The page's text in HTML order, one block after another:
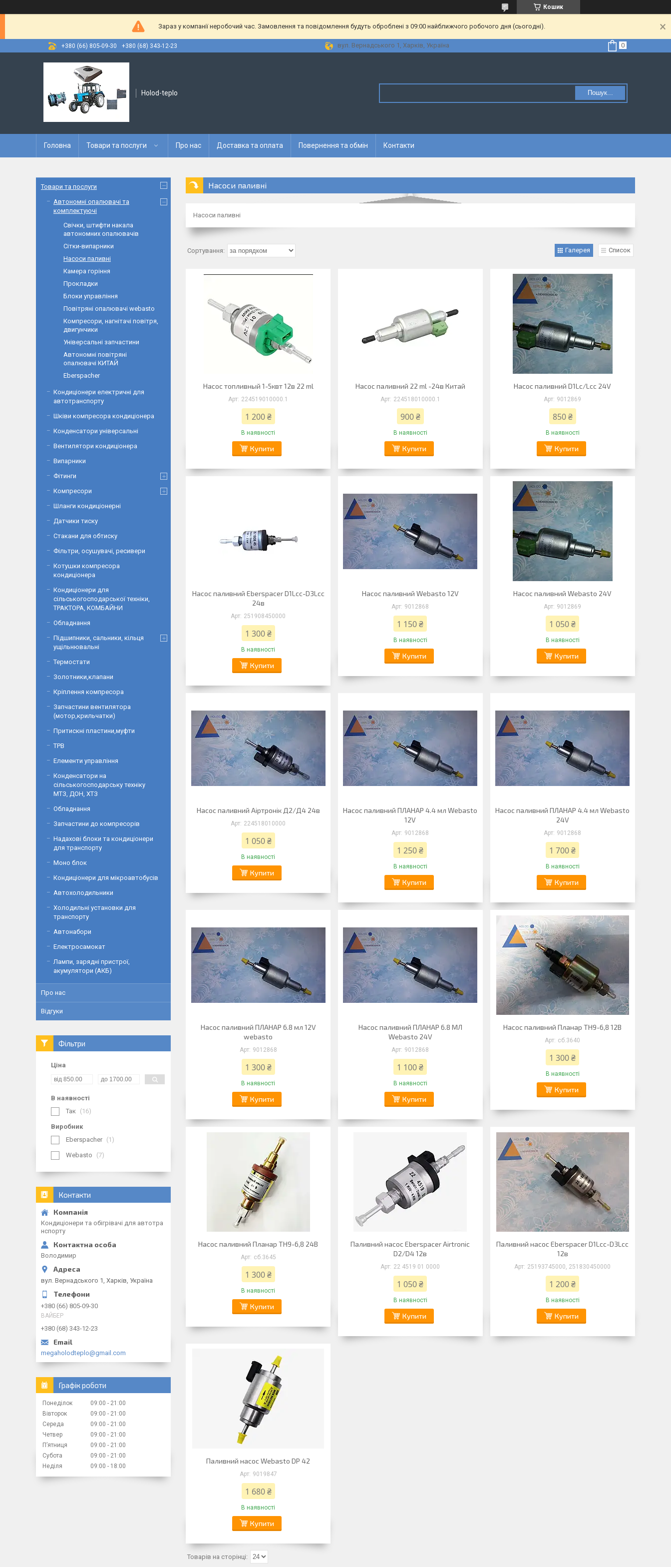
Кошик
Зараз у компанії неробочий час. Замовлення та повідомлення будуть оброблені з 09:00 найближчого робочого дня (сьогодні).
+380 (66) 805-09-30 +380 (68) 343-12-23 вул. Вернадського 1, Харків, Україна
Holod-teplo Пошук...
Головна Товари та послуги Про нас Доставка та оплата Повернення та обмін Контакти
Насоси паливні
Насоси паливні
Галерея Список
Насос топливный 1-5квт 12в 22 ml
224519010000.1
1 200 ₴
В наявності
Купити
Насос паливний 22 ml -24в Китай
224518010000.1
900 ₴
В наявності
Купити
Насос паливний D1Lc/Lcc 24V
9012869
850 ₴
В наявності
Купити
Насос паливний Eberspacer D1Lcc-D3Lcc
24в
251908450000
1 300 ₴
В наявності
Купити
Насос паливний Webasto 12V
9012868
1 150 ₴
В наявності
Купити
Насос паливний Webasto 24V
9012869
1 050 ₴
В наявності
Купити
Насос паливний Аіртронік Д2/Д4 24в
224518010000
1 050 ₴
В наявності
Купити
Насос паливний ПЛАНАР 4.4 мл Webasto
12V
9012868
1 250 ₴
В наявності
Купити
Насос паливний ПЛАНАР 4.4 мл Webasto
24V
9012868
1 700 ₴
В наявності
Купити
Насос паливний ПЛАНАР 6.8 мл 12V
webasto
9012868
1 300 ₴
В наявності
Купити
Насос паливний ПЛАНАР 6.8 МЛ
Webasto 24V
9012868
1 100 ₴
В наявності
Купити
Насос паливний Планар ТН9-6,8 12В
сб.3640
1 300 ₴
В наявності
Купити
Насос паливний Планар ТН9-6,8 24В
сб.3645
1 300 ₴
В наявності
Купити
Паливний насос Eberspacer Airtronic
D2/D4 12в
22 4519 01 0000
1 050 ₴
В наявності
Купити
Паливний насос Eberspacer D1Lcc-D3Lcc
12в
25193745000, 251830450000
1 200 ₴
В наявності
Купити
Паливний насос Webasto DP 42
9019847
1 680 ₴
В наявності
Купити
Товари та послуги
Автономні опалювачі та
комплектуючі
Свічки, штифти накала
автономних опалювачів
Сітки-випарники
Насоси паливні
Камера горіння
Прокладки
Блоки управління
Повітряні опалювачі webasto
Компресори, нагнітачі повітря,
двигунчики
Універсальні запчастини
Автономні повітряні
опалювачі КИТАЙ
Eberspacher
Кондиціонери електричні для
автотранспорту
Шківи компресора кондиціонера
Конденсатори універсальні
Вентилятори кондиціонера
Випарники
Фітинги
Компресори
Шланги кондиціонерні
Датчики тиску
Стакани для обтиску
Фільтри, осушувачі, ресивери
Котушки компресора
кондиціонера
Кондиціонери для
сільськогосподарської техніки,
ТРАКТОРА, КОМБАЙНИ
Обладнання
Підшипники, сальники, кільця
ущільнювальні
Термостати
Золотники,клапани
Кріплення компресора
Запчастини вентилятора
(мотор,крильчатки)
Притискні пластини,муфти
ТРВ
Елементи управління
Конденсатори на
сільськогосподарську техніку
МТЗ, ДОН, ХТЗ
Обладнання
Запчастини до компресорів
Надахові блоки та кондиціонери
для транспорту
Моно блок
Кондиціонери для мікроавтобусів
Автохолодильники
Холодильні установки для
транспорту
Автонабори
Електросамокат
Лампи, зарядні пристрої,
акумулятори (АКБ)
Про нас
Відгуки
Фільтри
Ціна
В наявності
Так
16
Виробник
Eberspacher
1
Webasto 7
Контакти
Кондиціонери та обігрівачі для автотра
нспорту
Володимир
вул. Вернадського 1, Харків, Україна
+380 (66) 805-09-30
ВАЙБЕР
+380 (68) 343-12-23
megaholodteplo@gmail.com
Графік роботи
Понеділок 09:00
21:00
Вівторок
09:00
21:00
Середа
09:00
21:00
Четвер
09:00
21:00
Пʼятниця
09:00
21:00
Субота
09:00
21:00
Неділя
09:00 18:00